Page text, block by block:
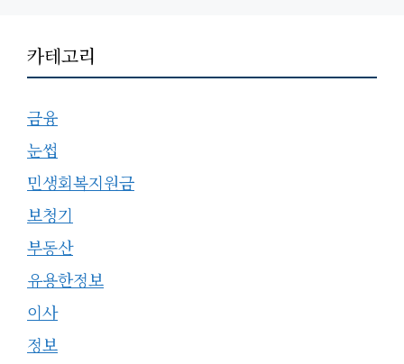
카테고리
금융
눈썹
민생회복지원금
보청기
부동산
유용한정보
이사
정보